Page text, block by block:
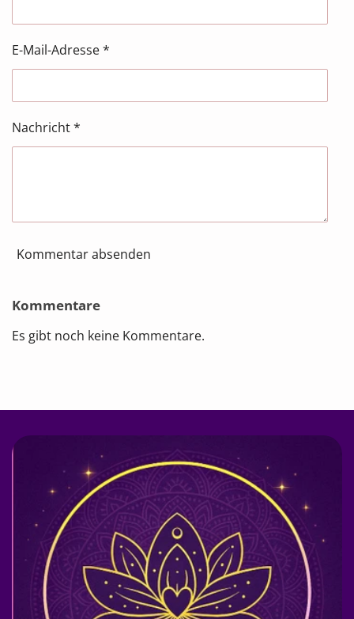
E-Mail-Adresse *
Nachricht *
Kommentar absenden
Kommentare
Es gibt noch keine Kommentare.